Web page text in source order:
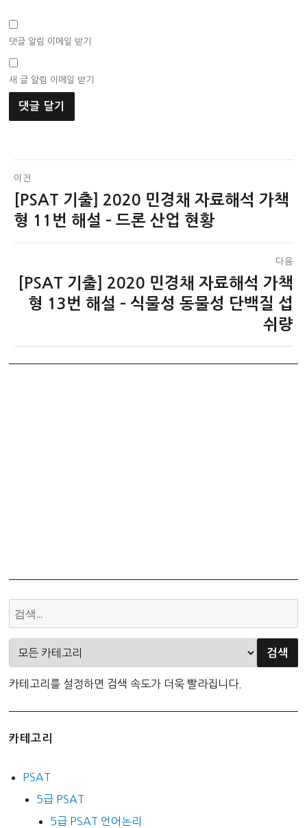
댓글 알림 이메일 받기
새 글 알림 이메일 받기
글
탐
색
이전
이
전
[PSAT 기출] 2020 민경채 자료해석 가책
형 11번 해설 – 드론 산업 현황
다음
[PSAT 기출] 2020 민경채 자료해석 가책
형 13번 해설 – 식물성 동물성 단백질 섭
쉬량
카테고리를 설정하면 검색 속도가 더욱 빨라집니다.
카테고리
PSAT
5급 PSAT
5급 PSAT 언어논리